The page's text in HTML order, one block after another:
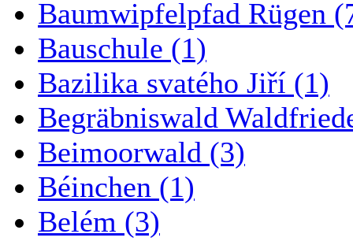
Baumwipfelpfad Rügen
Bauschule (1)
Bazilika svatého Jiří (1)
Begräbniswald
Beimoorwald (3)
Béinchen (1)
Belém (3)